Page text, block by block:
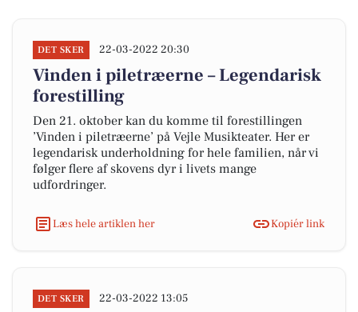
DET SKER 22-03-2022 20:30
Vinden i piletræerne – Legendarisk
forestilling
Den 21. oktober kan du komme til forestillingen
’Vinden i piletræerne’ på Vejle Musikteater. Her er
legendarisk underholdning for hele familien, når vi
følger flere af skovens dyr i livets mange
udfordringer.
Læs hele artiklen her Kopiér link
DET SKER 22-03-2022 13:05